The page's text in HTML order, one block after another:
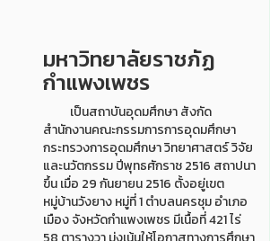
มหาวิทยาลัยราชภัฏ
กำแพงเพชร
เป็นสถาบันอุดมศึกษา สังกัด
สำนักงานคณะกรรมการการอุดมศึกษา
กระทรวงการอุดมศึกษา วิทยาศาสตร์ วิจัย
และนวัตกรรม ปีพุทธศักราช 2516 สถาปนา
ขึ้น เมื่อ 29 กันยายน 2516 ตั้งอยู่เขต
หมู่บ้านวังยาง หมู่ที่ 1 ตำบลนครชุม อำเภอ
เมือง จังหวัดกำแพงเพชร มีเนื้อที่ 421 ไร่